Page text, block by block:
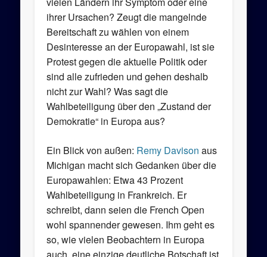
ihrer Ursachen? Zeugt die mangelnde
Bereitschaft zu wählen von einem
Desinteresse an der Europawahl, ist sie
Protest gegen die aktuelle Politik oder
sind alle zufrieden und gehen deshalb
nicht zur Wahl? Was sagt die
Wahlbeteiligung über den „Zustand der
Demokratie“ in Europa aus?
Ein Blick von außen: Remy Davison aus
Michigan macht sich Gedanken über die
Europawahlen: Etwa 43 Prozent
Wahlbeteiligung in Frankreich. Er
schreibt, dann seien die French Open
wohl spannender gewesen. Ihm geht es
so, wie vielen Beobachtern in Europa